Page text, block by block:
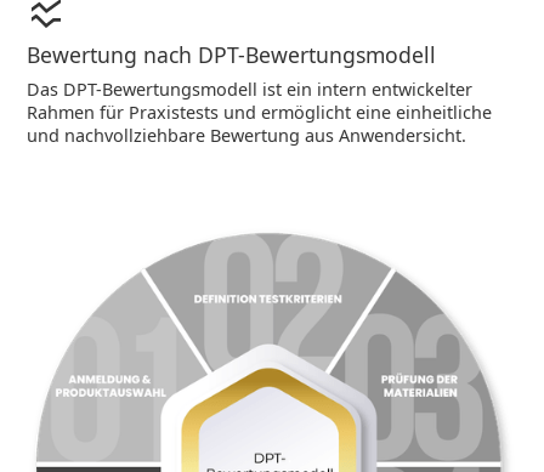
Bewertung nach DPT-Bewertungsmodell
Das DPT-Bewertungsmodell ist ein intern entwickelter
Rahmen für Praxistests und ermöglicht eine einheitliche
und nachvollziehbare Bewertung aus Anwendersicht.